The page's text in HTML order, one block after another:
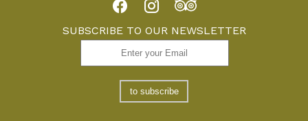
SUBSCRIBE TO OUR NEWSLETTER
to subscribe